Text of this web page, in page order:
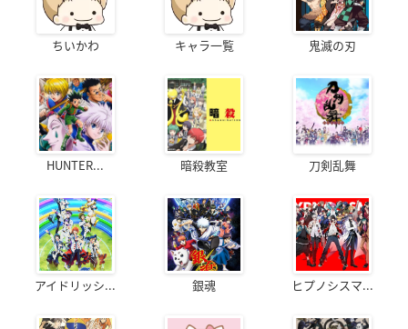
ちいかわ キャラ一覧 鬼滅の刃
HUNTER... 暗殺教室 刀剣乱舞
アイドリッシ... 銀魂 ヒプノシスマ...